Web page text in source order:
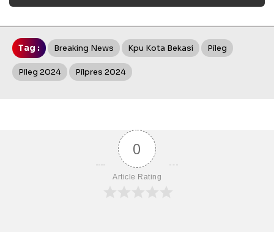
Tag : Breaking News Kpu Kota Bekasi Pileg
Pileg 2024 Pilpres 2024
0
Article Rating